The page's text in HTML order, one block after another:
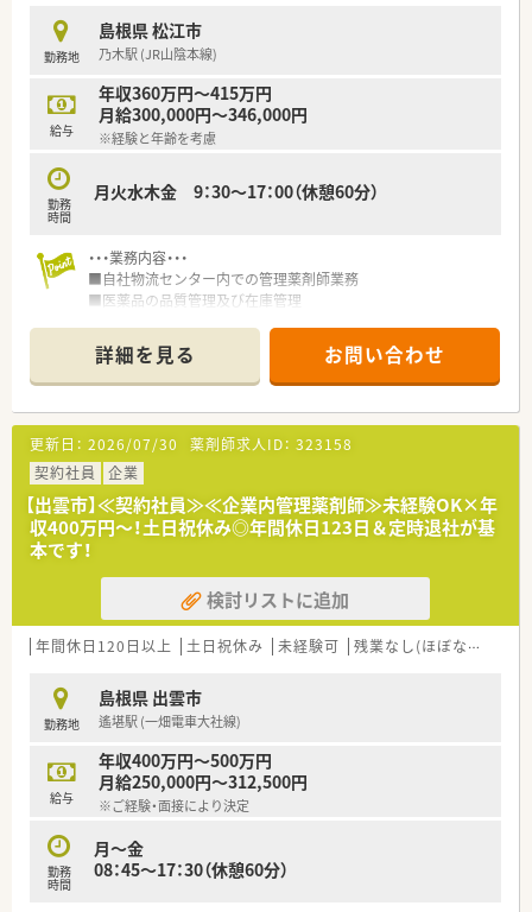
勤務地
島根県 松江市
乃木駅 (JR山陰本線)
給与
年収360万円～415万円
月給300,000円～346,000円
※経験と年齢を考慮
勤務
時間
月火水木金 9：30～17：00（休憩60分）
・・・業務内容・・・
■自社物流センター内での管理薬剤師業務
■医薬品の品質管理及び在庫管理
■その他、商品入出庫及び書類整理業務等
・・・こんな企業です・・・
■全国の主要病院へ医療機器・医療材料を販売している企業で
す。医療機器商社として業界で名を知られています！
■昭和25年設立の歴史ある会社で、企業規模もある為安定した
雇用が見込めます。
■業務は物流センター内での管理薬剤師業務となり、対外的に複
雑な仕事などはございません。
■土日祝は休日となり、オンオフをしっかり分けた働き方が可能
です。
■異動はありませんので、腰を据えてお仕事していただけます。
詳細を見る お問い合わせ
更新日： 2026/07/30 薬剤師求人ID： 323158
契約社員
企業
【出雲市】≪契約社員≫≪企業内管理薬剤師≫未経験OK×年
収400万円～！土日祝休み◎年間休日123日＆定時退社が基
本です！
検討リストに追加
年間休日120日以上 土日祝休み 未経験可 残業なし(ほぼなし含む)
勤務地
島根県 出雲市
遙堪駅 (一畑電車大社線)
給与
年収400万円～500万円
月給250,000円～312,500円
※ご経験・面接により決定
勤務
時間
月～金
08：45～17：30（休憩60分）